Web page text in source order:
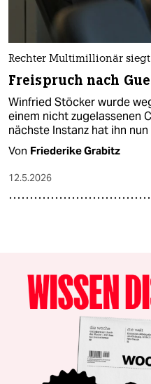
Rechter Multimillionär
Freispruch nach
Winfried Stöcker wurde
einem nicht zugelassenen
nächste Instanz hat ihn
Von Friederike Grabitz
12.5.2026